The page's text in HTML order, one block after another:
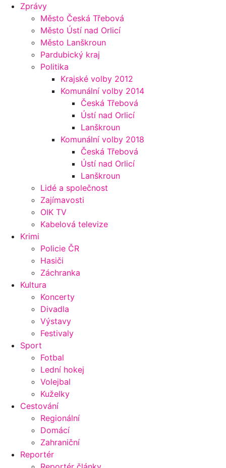
Zprávy
Město Česká Třebová
Město Ústí nad Orlicí
Město Lanškroun
Pardubický kraj
Politika
Krajské volby 2012
Komunální volby 2014
Česká Třebová
Ústí nad Orlicí
Lanškroun
Komunální volby 2018
Česká Třebová
Ústí nad Orlicí
Lanškroun
Lidé a společnost
Zajímavosti
OIK TV
Kabelová televize
Krimi
Policie ČR
Hasiči
Záchranka
Kultura
Koncerty
Divadla
Výstavy
Festivaly
Sport
Fotbal
Lední hokej
Volejbal
Kuželky
Cestování
Regionální
Domácí
Zahraniční
Reportér